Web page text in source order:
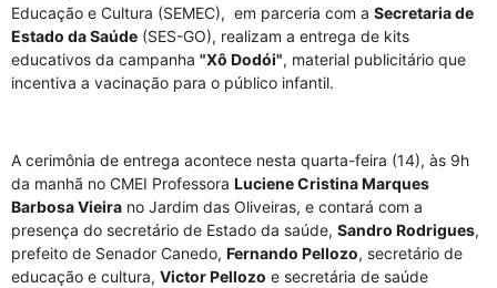
Educação e Cultura (SEMEC), em parceria com a Secretaria de
Estado da Saúde (SES-GO), realizam a entrega de kits
educativos da campanha "Xô Dodói", material publicitário que
incentiva a vacinação para o público infantil.
A cerimônia de entrega acontece nesta quarta-feira (14), às 9h
da manhã no CMEI Professora Luciene Cristina Marques
Barbosa Vieira no Jardim das Oliveiras, e contará com a
presença do secretário de Estado da saúde, Sandro Rodrigues,
prefeito de Senador Canedo, Fernando Pellozo, secretário de
educação e cultura, Victor Pellozo e secretária de saúde